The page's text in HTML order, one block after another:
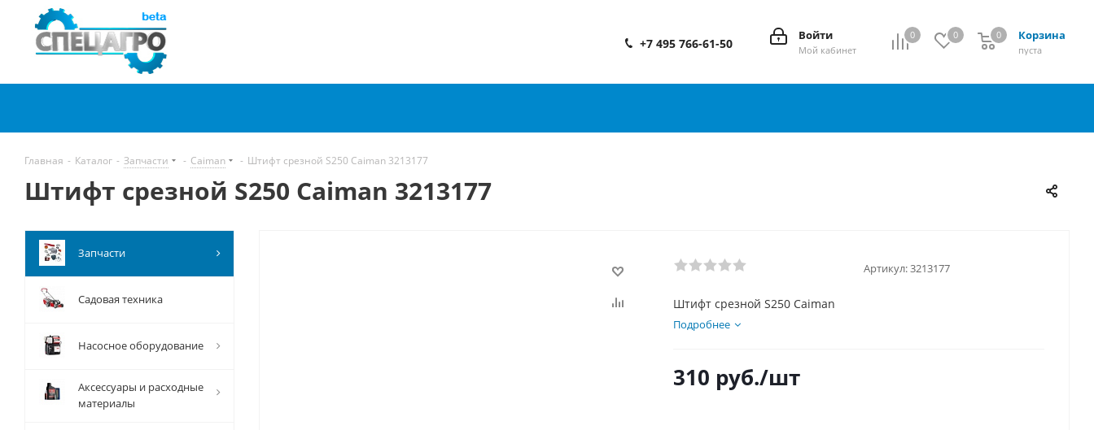
0 0 Корзина
0
пуста
0
Войти
Мой кабинет
+7 495 766-61-50
Главная - Каталог - Запчасти - Caiman - Штифт срезной S250 Caiman 3213177
Штифт срезной S250 Caiman 3213177
Артикул:3213177
Штифт срезной S250 Caiman
Подробнее
310 руб./шт
Запчасти
Садовая техника
Насосное оборудование
Аксессуары и расходные
материалы